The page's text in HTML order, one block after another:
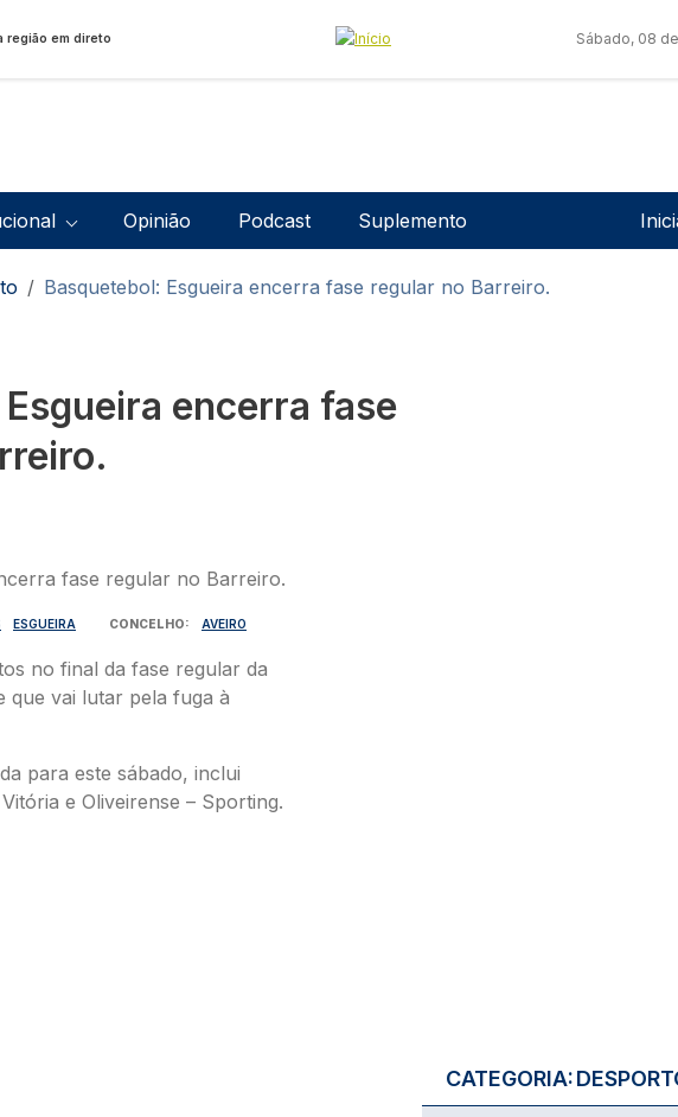
região em direto Sábado, 08
Opinião Podcast Suplemento
Basquetebol: Esgueira encerra fase regular no Barreiro.
encerra fase
ESGUEIRA CONCELHO AVEIRO
no final da fase regular da
que vai lutar pela fuga à
para este sábado, inclui
e Oliveirense – Sporting.
CATEGORIA: